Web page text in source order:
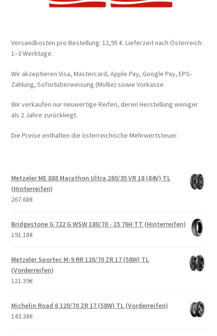
Versandkosten pro Bestellung: 12,95 €. Lieferzeit nach Österreich:
1–3 Werktage.
Wir akzeptieren Visa, Mastercard, Apple Pay, Google Pay, EPS-
Zahlung, Sofortüberweisung (Mollie) sowie Vorkasse.
Wir verkaufen nur neuwertige Reifen, deren Herstellung weniger
als 2 Jahre zurückliegt.
Die Preise enthalten die österreichische Mehrwertsteuer.
Metzeler ME 888 Marathon Ultra 280/35 VR 18 (84V) TL
(Hinterreifen)
267.68€
Bridgestone G 722 G WSW 180/70 - 15 76H TT (Hinterreifen)
191.18€
Metzeler Sportec M-9 RR 120/70 ZR 17 (58W) TL
(Vorderreifen)
121.39€
Michelin Road 6 120/70 ZR 17 (58W) TL (Vorderreifen)
143.38€